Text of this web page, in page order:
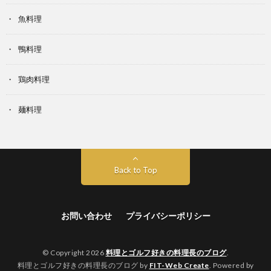
魚料理
鴨料理
鶏肉料理
麺料理
Back to Top
お問い合わせ プライバシーポリシー
© Copyright 2026 料理とゴルフ好きの料理長のブログ.
料理とゴルフ好きの料理長のブログ by FIT-Web Create. Powered by